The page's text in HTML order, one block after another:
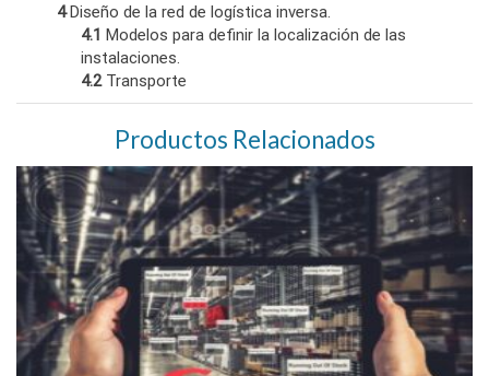
4Diseño de la red de logística inversa.
4.1 Modelos para definir la localización de las
instalaciones.
4.2Transporte
Productos Relacionados